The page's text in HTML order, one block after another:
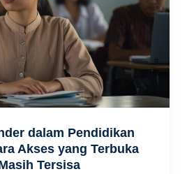
dalam Pendidikan
Akses yang Terbuka
Tersisa